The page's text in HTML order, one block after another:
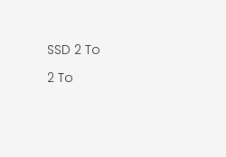
SSD 2 To
2 To